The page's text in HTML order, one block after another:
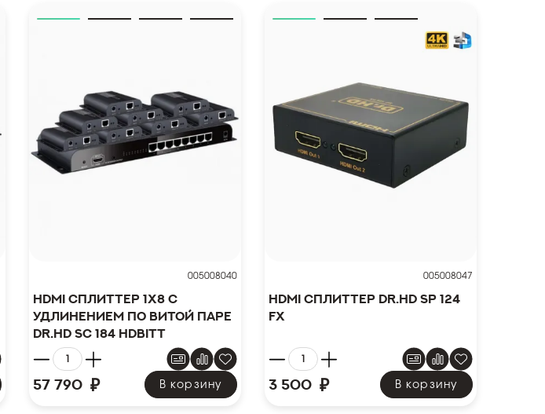
005008040
HDMI сплиттер 1x8 с
удлинением по витой паре
Dr.HD SC 184 HDBitT
57 790 ₽ В корзину
005008047
HDMI сплиттер Dr.HD SP 124
FX
3 500 ₽ В корзину